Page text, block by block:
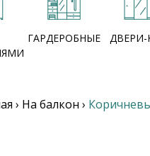
ГАРДЕРОБНЫЕ ДВЕРИ-
› На балкон ›